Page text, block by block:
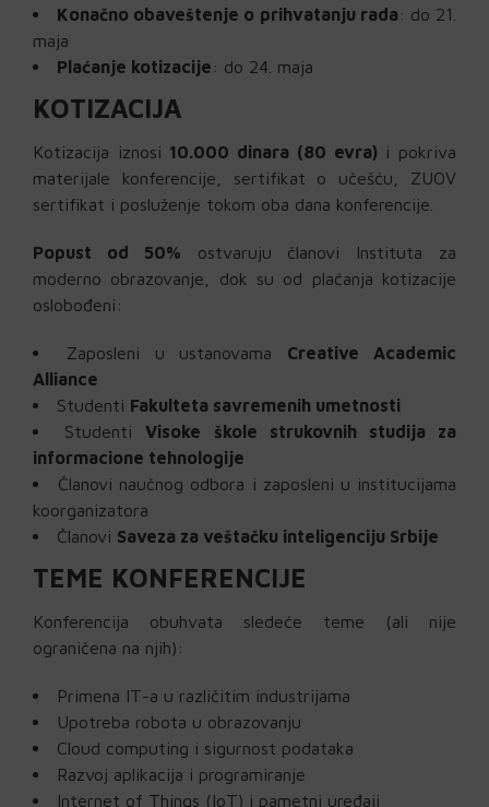
Konačno obaveštenje o prihvatanju rada : do 21.
maja
Plaćanje kotizacije : do 24. maja
KOTIZACIJA
Kotizacija iznosi 10.000 dinara (80 evra) i pokriva
materijale konferencije, sertifikat o učešću, ZUOV
sertifikat i posluženje tokom oba dana konferencije.
Popust od 50% ostvaruju članovi Instituta za
moderno obrazovanje, dok su od plaćanja kotizacije
oslobođeni:
Zaposleni u ustanovama Creative Academic
Alliance
Studenti Fakulteta savremenih umetnosti
StudentiVisoke škole strukovnih studija za
informacione tehnologije
Članovi naučnog odbora i zaposleni u institucijama
koorganizatora
Članovi Saveza za veštačku inteligenciju Srbije
TEME KONFERENCIJE
Konferencija obuhvata sledeće teme (ali nije
ograničena na njih):
Primena IT-a u različitim industrijama
Upotreba robota u obrazovanju
Cloud computing i sigurnost podataka
Razvoj aplikacija i programiranje
Internet of Things (IoT) i pametni uređaji